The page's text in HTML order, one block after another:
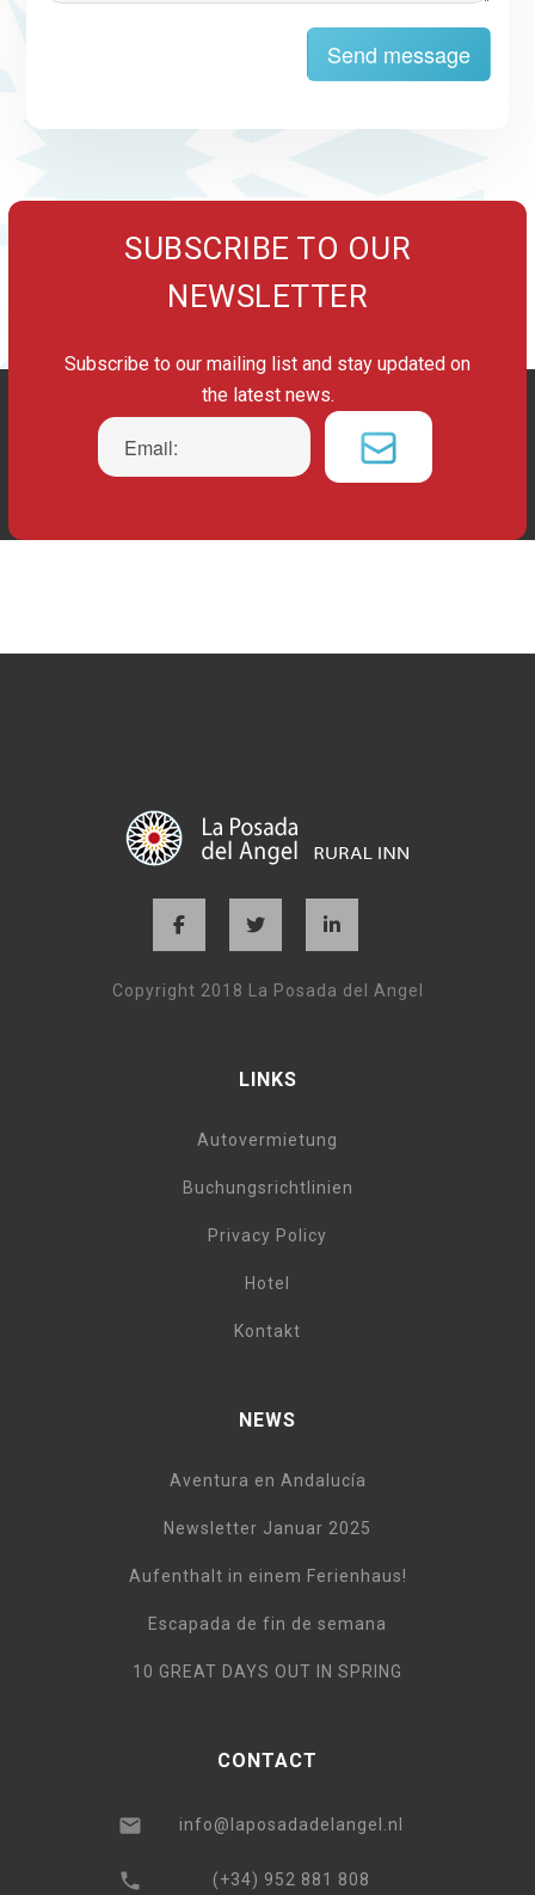
Send message
SUBSCRIBE TO OUR
NEWSLETTER
Subscribe to our mailing list and stay updated on
the latest news.
Copyright 2018 La Posada del Angel
LINKS
Autovermietung
Buchungsrichtlinien
Privacy Policy
Hotel
Kontakt
NEWS
Aventura en Andalucía
Newsletter Januar 2025
Aufenthalt in einem Ferienhaus!
Escapada de fin de semana
10 GREAT DAYS OUT IN SPRING
CONTACT
info@laposadadelangel.nl
(+34) 952 881 808